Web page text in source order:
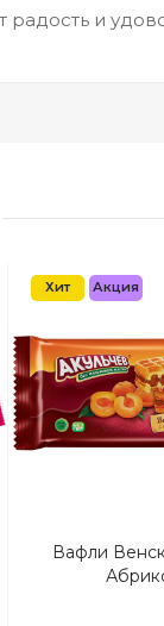
и
Хит Акция
Вафли